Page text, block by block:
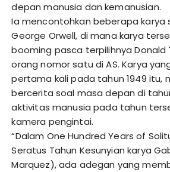
depan manusia dan kemanusian.
Ia mencontohkan beberapa karya
George Orwell, di mana karya
booming pasca terpilihnya Donald
orang nomor satu di AS. Karya
pertama kali pada tahun 1949 itu,
bercerita soal masa depan di
aktivitas manusia pada tahun
kamera pengintai.
“Dalam One Hundred Years of
Seratus Tahun Kesunyian karya
Marquez), ada adegan yang